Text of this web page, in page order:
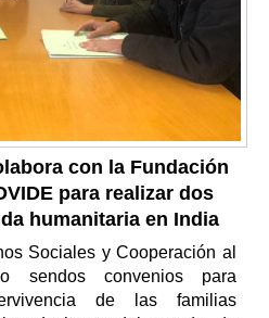
con la Fundación
para realizar dos
humanitaria en India
Sociales y Cooperación al
sendos convenios para
de las familias